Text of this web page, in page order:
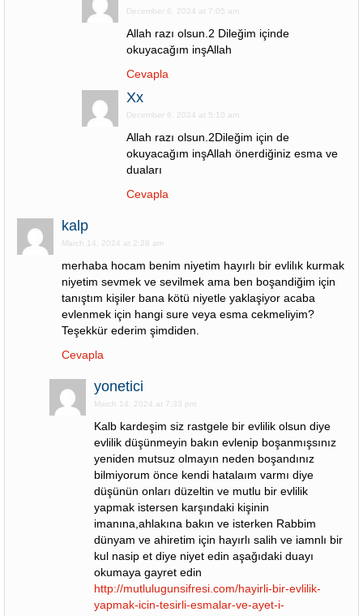
December 6, 2024 at 7:05 am
Allah razı olsun.2 Dileğim içinde
okuyacağım inşAllah
Cevapla
Xx
December 6, 2024 at 5:10 am
Allah razı olsun.2Dileğim için de
okuyacağım inşAllah önerdiğiniz esma ve
duaları
Cevapla
kalp
March 14, 2024 at 2:28 am
merhaba hocam benim niyetim hayırlı bir evlilık kurmak
niyetim sevmek ve sevilmek ama ben boşandiğim için
tanıştım kişiler bana kötü niyetle yaklaşiyor acaba
evlenmek için hangi sure veya esma cekmeliyim?
Teşekkür ederim şimdiden.
Cevapla
yonetici
March 14, 2024 at 7:33 pm
Kalb kardeşim siz rastgele bir evlilik olsun diye
evlilik düşünmeyin bakın evlenip boşanmışsınız
yeniden mutsuz olmayın neden boşandınız
bilmiyorum önce kendi hatalaım varmı diye
düşünün onları düzeltin ve mutlu bir evlilik
yapmak istersen karşındaki kişinin
imanına,ahlakına bakın ve isterken Rabbim
dünyam ve ahiretim için hayırlı salih ve iamnlı bir
kul nasip et diye niyet edin aşağıdaki duayı
okumaya gayret edin
http://mutlulugunsifresi.com/hayirli-bir-evlilik-
yapmak-icin-tesirli-esmalar-ve-ayet-i-